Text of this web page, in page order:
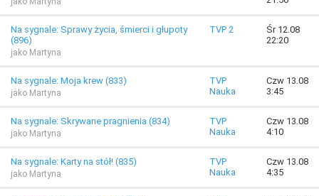
Na sygnale: Sprawy życia, śmierci i głupoty
(896)
jako Martyna
TVP 2
Śr 12.08
22:20
Na sygnale: Moja krew (833)
jako Martyna
TVP
Nauka
Czw 13.08
3:45
Na sygnale: Skrywane pragnienia (834)
jako Martyna
TVP
Nauka
Czw 13.08
4:10
Na sygnale: Karty na stół! (835)
jako Martyna
TVP
Nauka
Czw 13.08
4:35